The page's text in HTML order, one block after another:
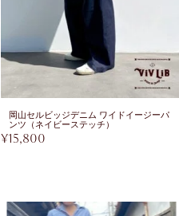
岡山セルビッジデニム ワイドイージーパ
ンツ（ネイビーステッチ）
¥15,800